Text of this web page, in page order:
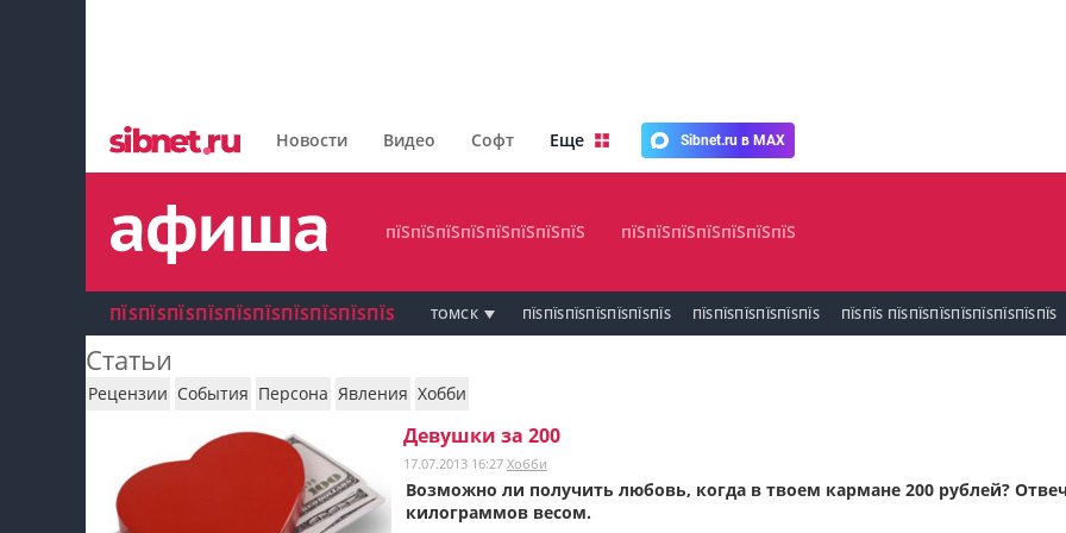
Новости Видео Софт Еще Sibnet.ru в MAX
пїЅпїЅпїЅпїЅпїЅпїЅпїЅпїЅ
пїЅпїЅпїЅпїЅпїЅпїЅпїЅ
пїЅпїЅпїЅ пїЅпїЅпїЅпїЅпїЅпїЅпїЅ пїЅпїЅ
пїЅпїЅпїЅ пїЅпїЅпїЅпїЅпїЅпїЅпїЅ
пїЅпїЅпїЅпїЅпїЅпїЅпїЅпїЅ пїЅпїЅпїЅпїЅпїЅпїЅпїЅ
ПЇЅПЇЅПЇЅПЇЅПЇЅПЇЅПЇЅПЇЅПЇЅПЇЅ ТОМСК ПЇЅПЇЅПЇЅПЇЅПЇЅПЇЅПЇЅ ПЇЅПЇЅПЇЅПЇЅПЇЅПЇЅ ПЇЅПЇЅ ПЇЅПЇЅПЇЅПЇЅПЇЅПЇЅПЇЅПЇЅ
Статьи
Рецензии События Персона Явления Хобби
Девушки за 200
17.07.2013 16:27 Хобби
Возможно ли получить любовь, когда в твоем кармане 200 рублей?
килограммов весом.